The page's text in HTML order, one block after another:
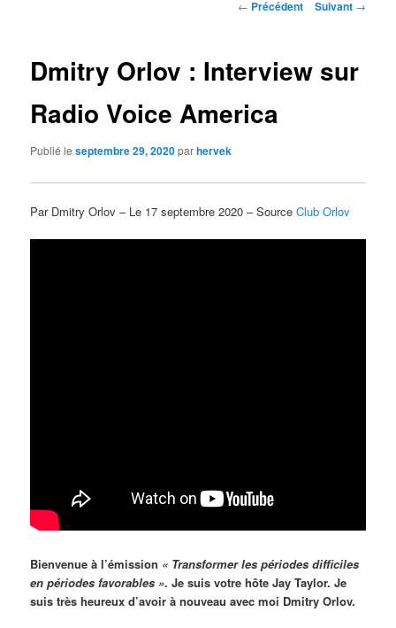
Navigation
← Précédent Suivant →
Dmitry Orlov : Interview sur
Radio Voice America
Publié leseptembre 29, 2020parhervek
Par Dmitry Orlov – Le 17 septembre 2020 – SourceClub Orlov
Bienvenue à l’émission « Transformer les périodes difficiles
en périodes favorables ». Je suis votre hôte Jay Taylor. Je
suis très heureux d’avoir à nouveau avec moi Dmitry Orlov.